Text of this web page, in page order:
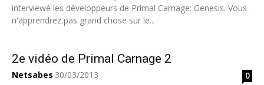
interviewé les développeurs de Primal Carnage: Genesis. Vous
n'apprendrez pas grand chose sur le...
2e vidéo de Primal Carnage 2
Netsabes 30/03/2013
0